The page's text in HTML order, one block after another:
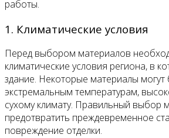
работы.
1. Климатические условия
Перед выбором материалов
климатические условия региона, в
здание. Некоторые материалы могут
экстремальным температурам,
сухому климату. Правильный выбор
предотвратить преждевременное
повреждение отделки.